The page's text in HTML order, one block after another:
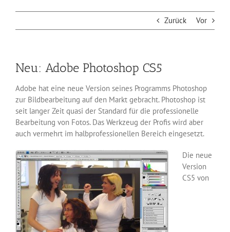
Zurück Vor
Neu: Adobe Photoshop CS5
Adobe hat eine neue Version seines Programms Photoshop
zur Bildbearbeitung auf den Markt gebracht. Photoshop ist
seit langer Zeit quasi der Standard für die professionelle
Bearbeitung von Fotos. Das Werkzeug der Profis wird aber
auch vermehrt im halbprofessionellen Bereich eingesetzt.
Die neue
Version
CS5 von